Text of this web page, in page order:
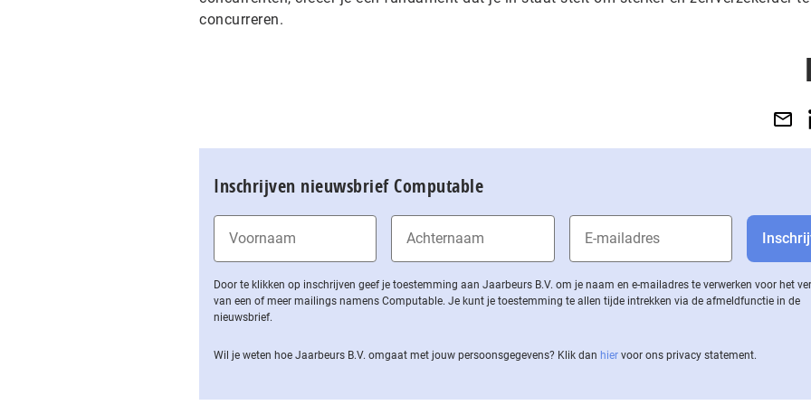
concurreren.
Inschrijven nieuwsbrief Computable
Door te klikken op inschrijven geef je toestemming aan Jaarbeurs B.V. om je naam en e-mailadres te verwerken voor het
van een of meer mailings namens Computable. Je kunt je toestemming te allen tijde intrekken via de af­meld­func­tie in de
nieuwsbrief.
Wil je weten hoe Jaarbeurs B.V. omgaat met jouw per­soons­ge­ge­vens? Klik dan hier voor ons privacy statement.